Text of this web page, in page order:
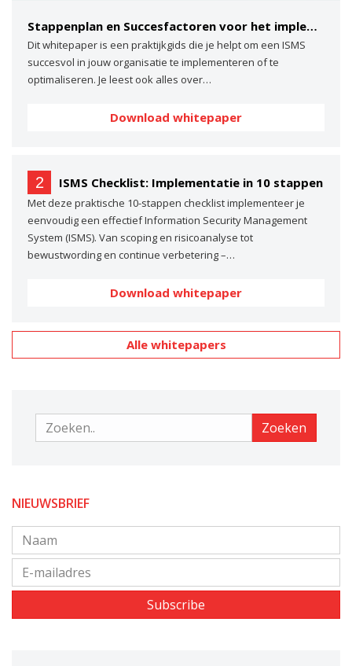
Stappenplan en Succesfactoren voor het implementeren van een ISMS
Dit whitepaper is een praktijkgids die je helpt om een ISMS
succesvol in jouw organisatie te implementeren of te
optimaliseren. Je leest ook alles over…
Download whitepaper
2 ISMS Checklist: Implementatie in 10 stappen
Met deze praktische 10-stappen checklist implementeer je
eenvoudig een effectief Information Security Management
System (ISMS). Van scoping en risicoanalyse tot
bewustwording en continue verbetering –…
Download whitepaper
Alle whitepapers
Zoeken Zoeken
NIEUWSBRIEF
Subscribe